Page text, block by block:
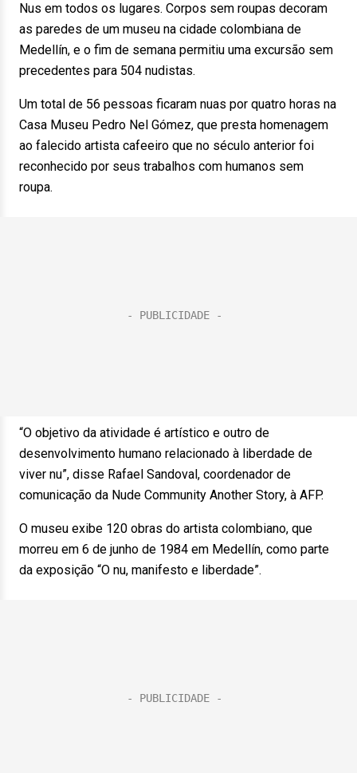
Nus em todos os lugares. Corpos sem roupas decoram
as paredes de um museu na cidade colombiana de
Medellín, e o fim de semana permitiu uma excursão sem
precedentes para 504 nudistas.
Um total de 56 pessoas ficaram nuas por quatro horas na
Casa Museu Pedro Nel Gómez, que presta homenagem
ao falecido artista cafeeiro que no século anterior foi
reconhecido por seus trabalhos com humanos sem
roupa.
“O objetivo da atividade é artístico e outro de
desenvolvimento humano relacionado à liberdade de
viver nu”, disse Rafael Sandoval, coordenador de
comunicação da Nude Community Another Story, à AFP.
O museu exibe 120 obras do artista colombiano, que
morreu em 6 de junho de 1984 em Medellín, como parte
da exposição “O nu, manifesto e liberdade”.